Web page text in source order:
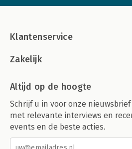
Klantenservice
Zakelijk
Altijd op de hoogte
Schrijf u in voor onze
met relevante interviews en
events en de beste acties.